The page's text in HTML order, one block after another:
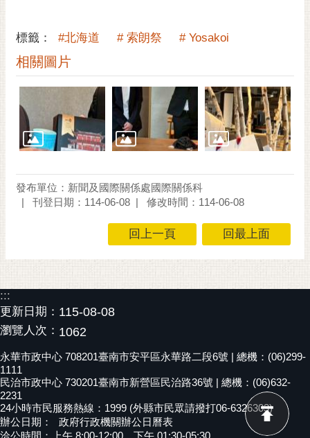
宣
告
位
標籤： #北海道 # 索朗祭 # Yosakoi
相關圖片
發布單位：新聞及國際關係處國際關係科
刊登日期：114-06-08
修改時間：114-06-08
回上一頁 回最上面
:::
更新日期： 115-08-08
瀏覽人次： 1062
永華市政中心 708201臺南市安平區永華路二段6號 | 總機：(06)299-
1111
民治市政中心 730201臺南市新營區民治路36號 | 總機：(06)632-
2231
24小時市民服務熱線：1999 (外縣市民眾請撥打06-6326303)
辦公日期：
政府行政機關辦公日曆表
洽公時間：上午 8:00-12:00，下午 01:30-05:30